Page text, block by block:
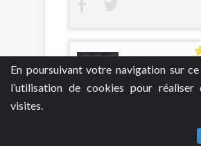
En poursuivant votre navigation sur
l’utilisation de cookies pour réaliser
visites.
24